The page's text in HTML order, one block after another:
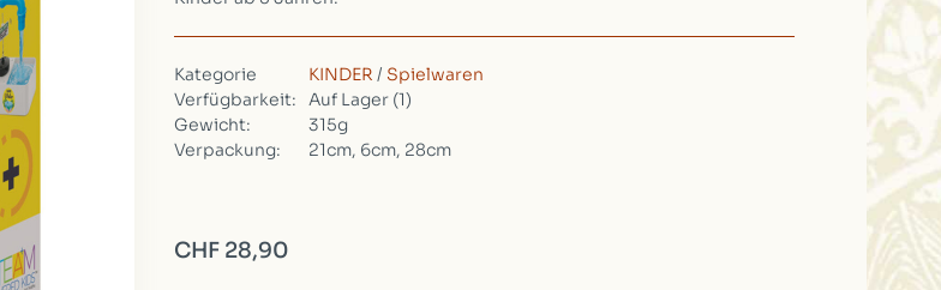
Kategorie KINDER / Spielwaren
Verfügbarkeit:
Auf Lager (1)
Gewicht:
315g
Verpackung:
21cm, 6cm, 28cm
CHF 28,90